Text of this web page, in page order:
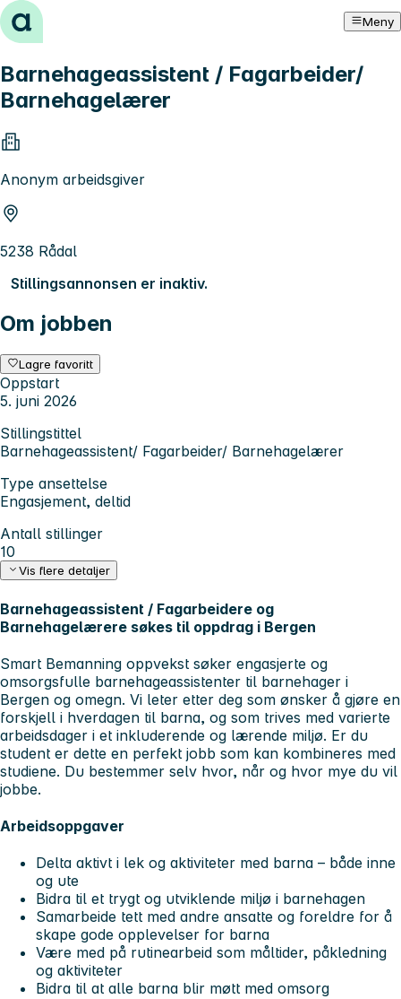
Hopp til innhold Meny
Barnehageassistent / Fagarbeider/
Barnehagelærer
Anonym arbeidsgiver
5238 Rådal
Stillingsannonsen er inaktiv.
Om jobben
Lagre favoritt
Oppstart
5. juni 2026
Stillingstittel
Barnehageassistent/ Fagarbeider/ Barnehagelærer
Type ansettelse
Engasjement, deltid
Antall stillinger
10
Vis flere detaljer
Barnehageassistent / Fagarbeidere og
Barnehagelærere søkes til oppdrag i Bergen
Smart Bemanning oppvekst søker engasjerte og
omsorgsfulle barnehageassistenter til barnehager i
Bergen og omegn. Vi leter etter deg som ønsker å gjøre en
forskjell i hverdagen til barna, og som trives med varierte
arbeidsdager i et inkluderende og lærende miljø. Er du
student er dette en perfekt jobb som kan kombineres med
studiene. Du bestemmer selv hvor, når og hvor mye du vil
jobbe.
Arbeidsoppgaver
Delta aktivt i lek og aktiviteter med barna – både inne
og ute
Bidra til et trygt og utviklende miljø i barnehagen
Samarbeide tett med andre ansatte og foreldre for å
skape gode opplevelser for barna
Være med på rutinearbeid som måltider, påkledning
og aktiviteter
Bidra til at alle barna blir møtt med omsorg